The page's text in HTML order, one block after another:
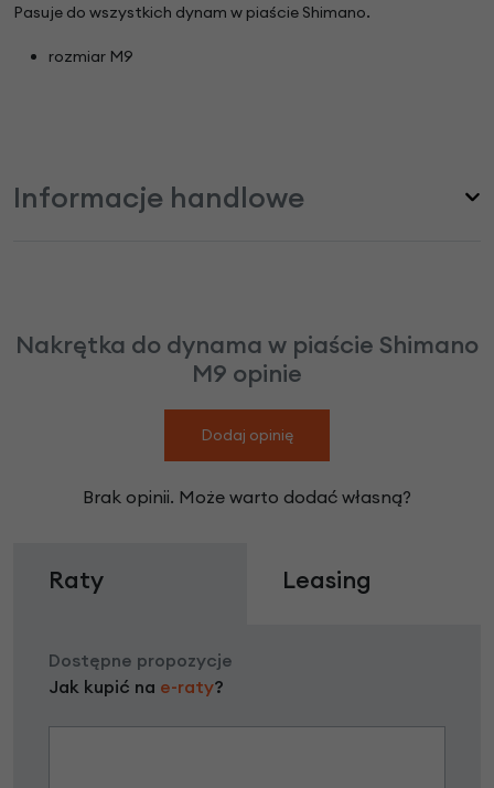
Pasuje do wszystkich dynam w piaście Shimano.
rozmiar M9
Informacje handlowe
Nakrętka do dynama w piaście Shimano
M9 opinie
Dodaj opinię
Brak opinii. Może warto dodać własną?
Raty Leasing
Dostępne propozycje
Jak kupić na e-raty?